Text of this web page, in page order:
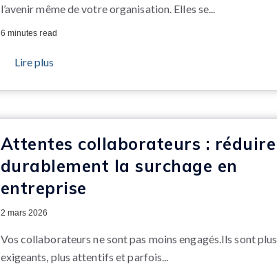
l’avenir même de votre organisation. Elles se...
6 minutes read
Lire plus
Attentes collaborateurs : réduire
durablement la surchage en
entreprise
2 mars 2026
Vos collaborateurs ne sont pas moins engagés.Ils sont plus
exigeants, plus attentifs et parfois...